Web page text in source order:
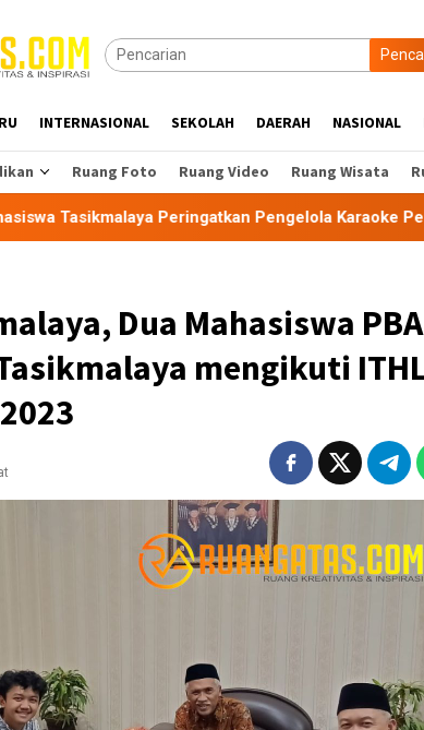
INTERNASIONAL SEKOLAH DAERAH NASIONAL
Ruang Foto Ruang Video Ruang Wisata
Pengelola Karaoke Penuhi Kewajiban PBG
Dua Mahasiswa PBA
mengikuti